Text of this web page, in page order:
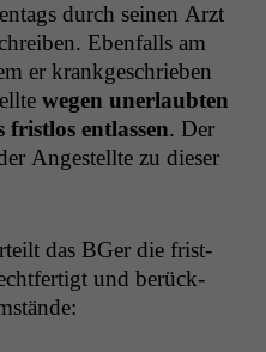
durch seinen Arzt
Eben­falls am
er krankgeschrieben
wegen uner­laubten
frist­los ent­lassen. Der
Angestellte zu dieser
das BGer die frist­
und berück­